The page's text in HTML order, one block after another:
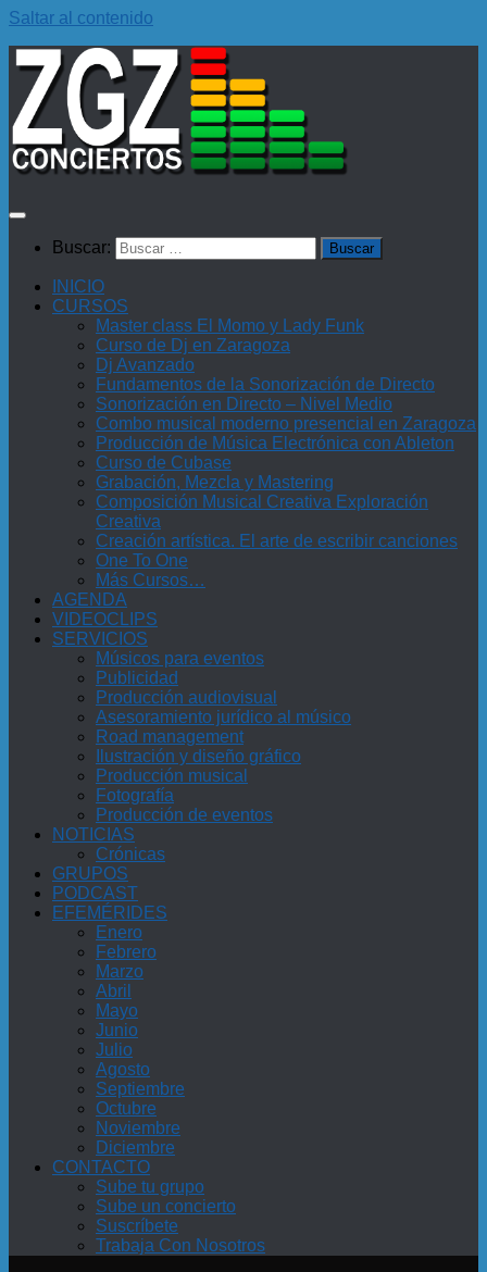
Saltar al contenido
Buscar:
INICIO
CURSOS
Master class El Momo y Lady Funk
Curso de Dj en Zaragoza
Dj Avanzado
Fundamentos de la Sonorización de Directo
Sonorización en Directo – Nivel Medio
Combo musical moderno presencial en Zaragoza
Producción de Música Electrónica con Ableton
Curso de Cubase
Grabación, Mezcla y Mastering
Composición Musical Creativa Exploración
Creativa
Creación artística. El arte de escribir canciones
One To One
Más Cursos…
AGENDA
VIDEOCLIPS
SERVICIOS
Músicos para eventos
Publicidad
Producción audiovisual
Asesoramiento jurídico al músico
Road management
Ilustración y diseño gráfico
Producción musical
Fotografía
Producción de eventos
NOTICIAS
Crónicas
GRUPOS
PODCAST
EFEMÉRIDES
Enero
Febrero
Marzo
Abril
Mayo
Junio
Julio
Agosto
Septiembre
Octubre
Noviembre
Diciembre
CONTACTO
Sube tu grupo
Sube un concierto
Suscríbete
Trabaja Con Nosotros